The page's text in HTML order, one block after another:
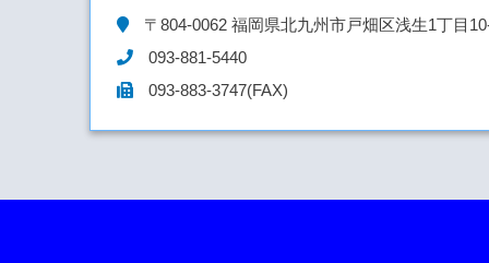
〒804-0062 福岡県北九州市戸畑区浅生1丁目
093-881-5440
093-883-3747(FAX)